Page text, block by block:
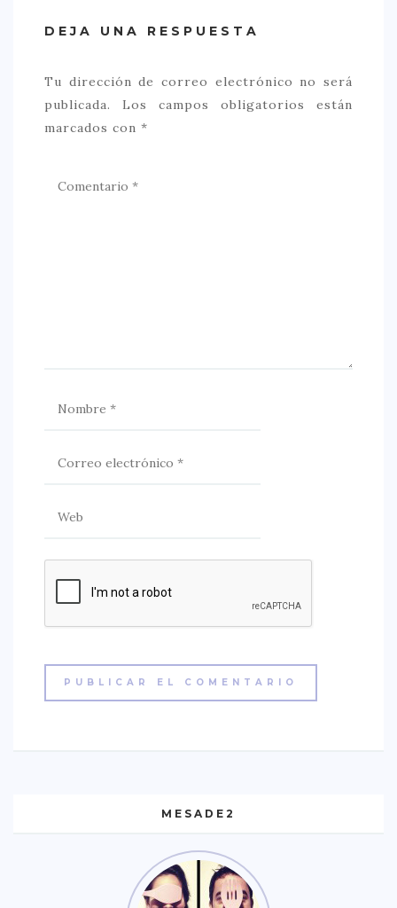
DEJA UNA RESPUESTA
Tu dirección de correo electrónico no será
publicada.
Los campos obligatorios están
marcados con *
MESADE2